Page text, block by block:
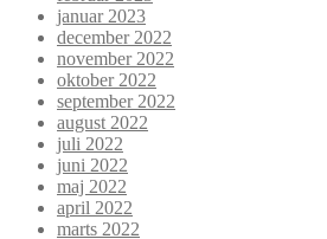
januar 2023
december 2022
november 2022
oktober 2022
september 2022
august 2022
juli 2022
juni 2022
maj 2022
april 2022
marts 2022